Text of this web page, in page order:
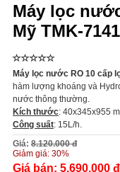
Máy lọc
Mỹ TMK-
Máy lọc nước RO 10 cấp
hàm lượng khoáng và
nước thông thường.
Kích thước: 40x345x955
Công suất: 15L/h.
Giá: 8.120.000 đ
Giảm giá: 30%
Giá bán: 5.690.000 đ